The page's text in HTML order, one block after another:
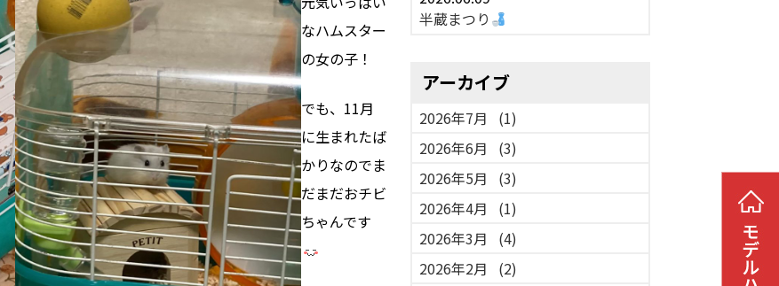
なハムスター
の女の子！
でも、11月
に生まれたば
かりなのでま
だまだおチビ
ちゃんです
半蔵まつり
アーカイブ
2026年7月
(1)
2026年6月
(3)
2026年5月
(3)
2026年4月
(1)
2026年3月
(4)
2026年2月
(2)